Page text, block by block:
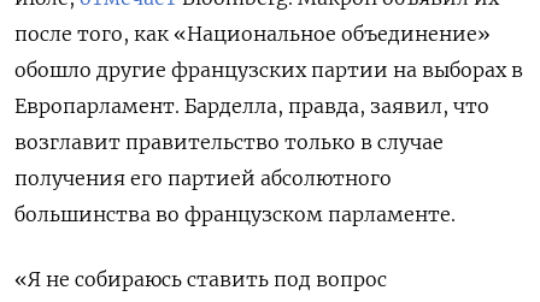
после того, как «Национальное объединение»
обошло другие французских партии на выборах в
Европарламент. Барделла, правда, заявил, что
возглавит правительство только в случае
получения его партией абсолютного
большинства во французском парламенте.
«Я не собираюсь ставить под вопрос